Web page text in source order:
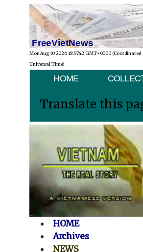
FreeVietNews
Mon Aug 10 2026 18:57:42 GMT+0000 (Coordinated
Universal Time)
HOME
Translate this
HOME
Archives
NEWS